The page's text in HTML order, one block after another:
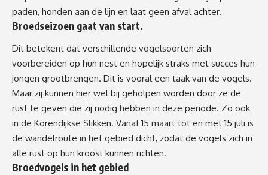
paden, honden aan de lijn en laat geen afval achter.
Broedseizoen gaat van start.
Dit betekent dat verschillende vogelsoorten zich
voorbereiden op hun nest en hopelijk straks met succes hun
jongen grootbrengen. Dit is vooraleen taak van de vogels.
Maar zij kunnen hier wel bij geholpen worden door ze de
rust te geven die zij nodig hebben in deze periode. Zo ook
in de Korendijkse Slikken. Vanaf 15 maart tot en met 15 juli is
de wandelroute in het gebied dicht, zodat de vogels zich in
alle rust op hun kroost kunnen richten.
Broedvogels in het gebied